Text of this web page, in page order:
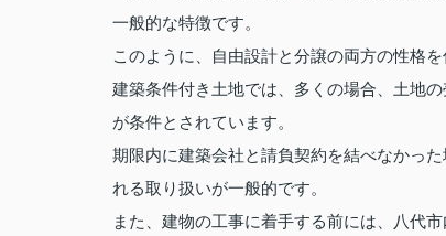
一般的な特徴です。
このように、自由設計と分譲の両方の性格
建築条件付き土地では、多くの場合、土地
が条件とされています。
期限内に建築会社と請負契約を結べなかっ
れる取り扱いが一般的です。
また、建物の工事に着手する前には、八代